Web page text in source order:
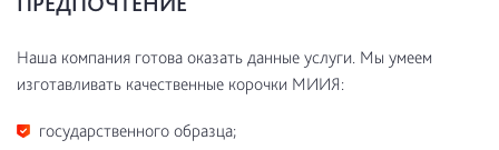
Наша компания готова оказать данные услуги. Мы умеем
изготавливать качественные корочки МИИЯ:
государственного образца;